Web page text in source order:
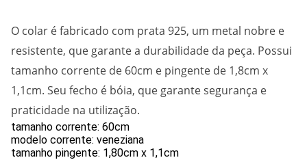
O colar é fabricado com prata 925, um metal nobre e
resistente, que garante a durabilidade da peça. Possui
tamanho corrente de 60cm e pingente de 1,8cm x
1,1cm. Seu fecho é bóia, que garante segurança e
praticidade na utilização.
tamanho corrente: 60cm
modelo corrente: veneziana
tamanho pingente: 1,80cm x 1,1cm